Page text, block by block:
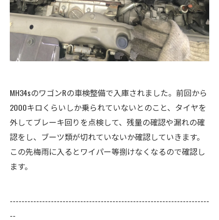
MH34sのワゴンRの車検整備で入庫されました。前回から
2000キロくらいしか乗られていないとのこと、タイヤを
外してブレーキ回りを点検して、残量の確認や漏れの確
認をし、ブーツ類が切れていないか確認していきます。
この先梅雨に入るとワイパー等捌けなくなるので確認し
ます。
--------------------------------------------------------------------
--